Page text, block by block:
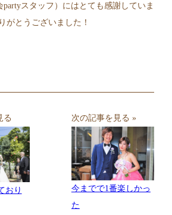
partyスタッフ）にはとても感謝していま
がとうございました！
る
おり
次の記事を見る »
今までで1番楽しかっ
た